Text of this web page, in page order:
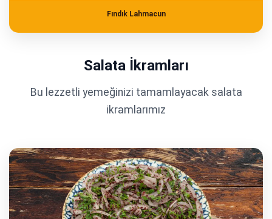
Fındık Lahmacun
Salata İkramları
Bu lezzetli yemeğinizi tamamlayacak salata
ikramlarımız